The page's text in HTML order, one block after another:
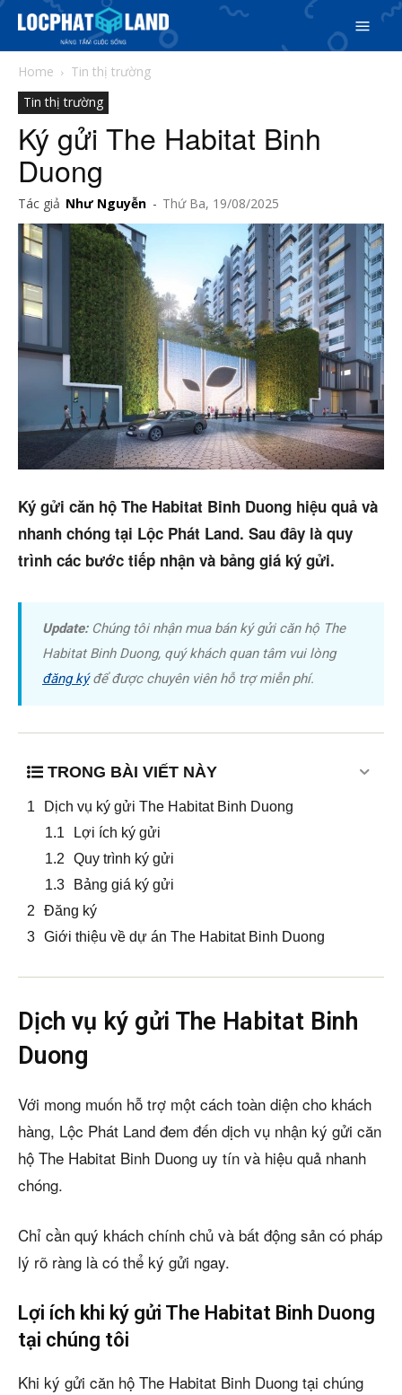
Search
Search
5/5(1 Review)
Phiên bản cập nhật V3
& tìm kiếm nhanh chóng hơn
Trang chủ
Dự án
Mua bán
Cho thuê
Liên hệ
Home
Tin thị trường
Tin thị trường
Ký gửi The Habitat Binh
Duong
Tác giả Như Nguyễn - Thứ Ba, 19/08/2025
Ký gửi căn hộ The Habitat Binh Duong hiệu quả và
nhanh chóng tại Lộc Phát Land. Sau đây là quy
trình các bước tiếp nhận và bảng giá ký gửi.
Update:Chúng tôi nhận mua bán ký gửi căn hộ The
Habitat Binh Duong, quý khách quan tâm vui lòng
đăng kýđể được chuyên viên hỗ trợ miễn phí.
TRONG BÀI VIẾT NÀY
Dịch vụ ký gửi The Habitat Binh Duong
Lợi ích ký gửi
Quy trình ký gửi
Bảng giá ký gửi
Đăng ký
Giới thiệu về dự án The Habitat Binh Duong
Dịch vụ ký gửi The Habitat Binh
Duong
Với mong muốn hỗ trợ một cách toàn diện cho khách
hàng, Lộc Phát Land đem đến dịch vụ nhận ký gửi căn
hộ The Habitat Binh Duong uy tín và hiệu quả nhanh
chóng.
Chỉ cần quý khách chính chủ và bất động sản có pháp
lý rõ ràng là có thể ký gửi ngay.
Lợi ích khi ký gửi The Habitat Binh Duong
tại chúng tôi
Khi ký gửi căn hộ The Habitat Binh Duong tại chúng